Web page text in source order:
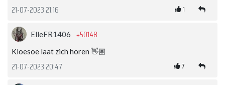
21-07-2023 21:16 1
ElleFR1406 +50148
Kloesoe laat zich horen 👋🏽
21-07-2023 20:47 7